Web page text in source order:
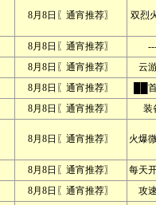
8月8日〖通宵推荐〗 双烈
8月8日〖通宵推荐〗
8月8日〖通宵推荐〗
云
8月8日〖通宵推荐〗
██
8月8日〖通宵推荐〗 装
8月8日〖通宵推荐〗 火爆
8月8日〖通宵推荐〗
每天
8月8日〖通宵推荐〗 攻